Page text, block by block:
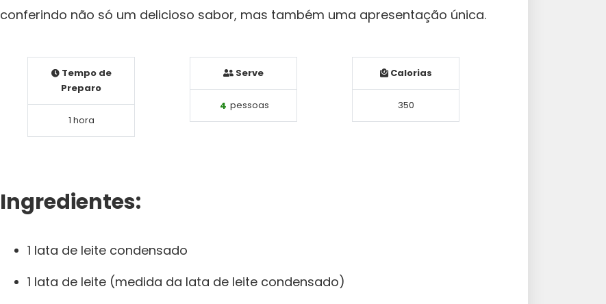
conferindo não só um delicioso sabor, mas também uma apresentação única.
Tempo de
Preparo
1 hora
Serve
4 pessoas
Calorias
350
Ingredientes:
1 lata de leite condensado
1 lata de leite (medida da lata de leite condensado)